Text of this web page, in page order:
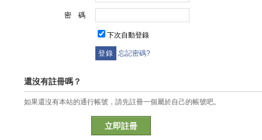
密 碼
下次自動登錄
忘記密碼?
還沒有註冊嗎？
如果還沒有本站的通行帳號，請先註冊一個屬於自己的帳號吧。
立即註冊